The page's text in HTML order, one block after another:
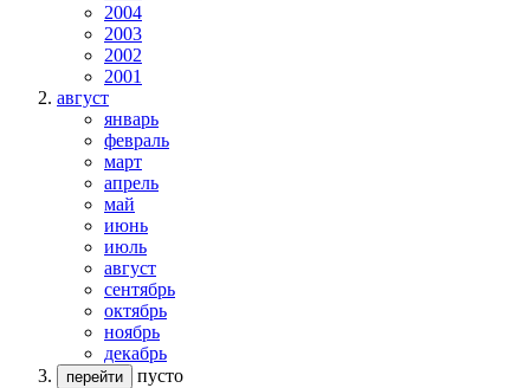
2004
2003
2002
2001
август
январь
февраль
март
апрель
май
июнь
июль
август
сентябрь
октябрь
ноябрь
декабрь
перейти пусто